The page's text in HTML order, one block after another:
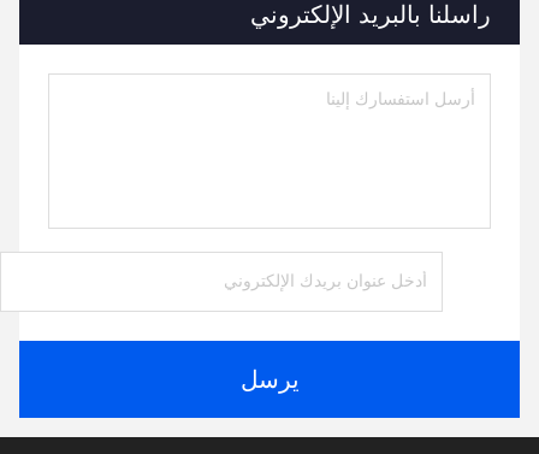
راسلنا بالبريد الإلكتروني
يرسل